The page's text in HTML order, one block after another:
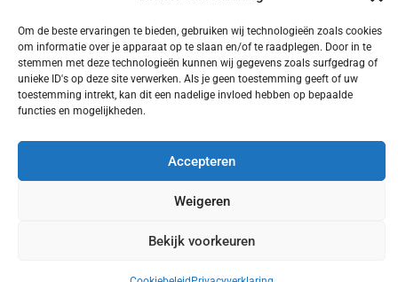
Om de beste ervaringen te bieden, gebruiken wij technologieën zoals cookies
om informatie over je apparaat op te slaan en/of te raadplegen. Door in te
stemmen met deze technologieën kunnen wij gegevens zoals surfgedrag of
unieke ID's op deze site verwerken. Als je geen toestemming geeft of uw
toestemming intrekt, kan dit een nadelige invloed hebben op bepaalde
functies en mogelijkheden.
Accepteren
Weigeren
Bekijk voorkeuren
DISCLAIMER|PRIVACY|PERSKIT|COOKIE
POLICY
Made by De Meelfabriek © All rights reserved